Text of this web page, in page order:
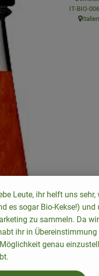
,IT-BIO-006
,
Italien
Leute, ihr helft uns
es sogar Bio-Kekse!)
zu sammeln. Da
ihr in
genau